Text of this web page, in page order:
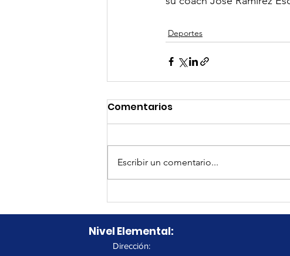
Deportes
Comentarios
Escribir un comentario...
Nivel Elemental:
Dirección: